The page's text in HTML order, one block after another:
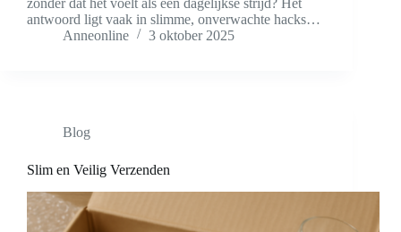
antwoord ligt vaak in slimme, onverwachte hacks…
Anneonline
3 oktober 2025
Blog
Slim en Veilig Verzenden